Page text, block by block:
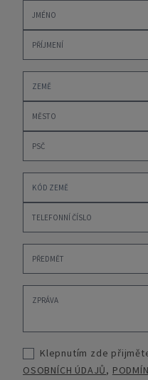
Klepnutím zde
OSOBNÍCH ÚDAJŮ,